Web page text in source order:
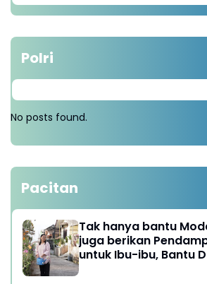
Polri
No posts found.
Pacitan
Tak hanya bantu
juga berikan
untuk Ibu-ibu, Bantu